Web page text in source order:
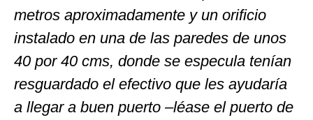
metros aproximadamente y un orificio
instalado en una de las paredes de unos
40 por 40 cms, donde se especula tenían
resguardado el efectivo que les ayudaría
a llegar a buen puerto –léase el puerto de